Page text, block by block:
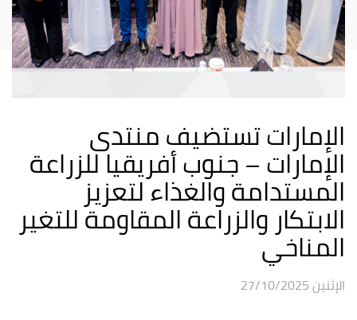
الإمارات تستضيف منتدى
الإمارات – جنوب أفريقيا للزراعة
المستدامة والغذاء لتعزيز
الابتكار والزراعة المقاومة للتغير
المناخي
الإثنين 27/10/2025